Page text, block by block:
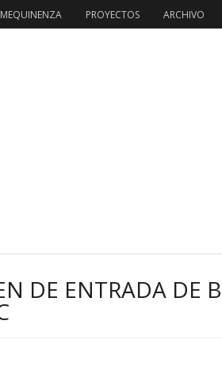
MEQUINENZA PROYECTOS ARCHIVO
DE ENTRADA DE